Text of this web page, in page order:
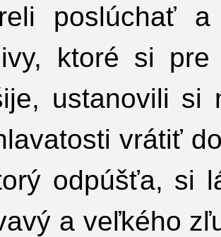
poslúchať
ktoré si
ustanovili si
vrátiť
odpúšťa, si
a veľkého